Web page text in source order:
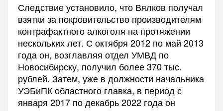
Следствие установило, что Вялков получал
взятки за покровительство производителям
контрафактного алкоголя на протяжении
нескольких лет. С октября 2012 по май 2013
года он, возглавляя отдел УМВД по
Новосибирску, получил более 370 тыс.
рублей. Затем, уже в должности начальника
УЭБиПК областного главка, в период с
января 2017 по декабрь 2022 года он